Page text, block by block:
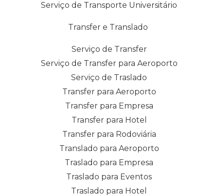
Serviço de Transporte Universitário
Transfer e Translado
Serviço de Transfer
Serviço de Transfer para Aeroporto
Serviço de Traslado
Transfer para Aeroporto
Transfer para Empresa
Transfer para Hotel
Transfer para Rodoviária
Translado para Aeroporto
Traslado para Empresa
Traslado para Eventos
Traslado para Hotel